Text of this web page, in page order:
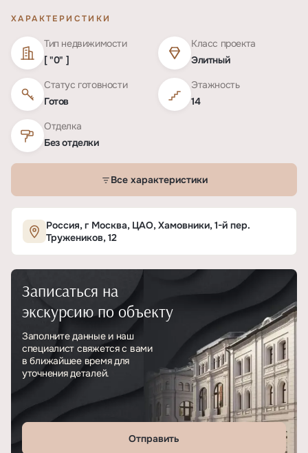
ХАРАКТЕРИСТИКИ
Тип недвижимости
[ "0" ]
Класс проекта
Элитный
Статус готовности
Готов
Этажность
14
Отделка
Без отделки
Все характеристики
Характеристики ЖК «Хамовники 12»
ТипЖК
Класс проекта
Этажность 14
Отделка Без отделки
Россия, г Москва, ЦАО, Хамовники, 1-й пер.
Тружеников, 12
Записаться на
экскурсию по объекту
Заполните данные и наш
специалист свяжется с вами
в ближайшее время для
уточнения деталей.
Отправить